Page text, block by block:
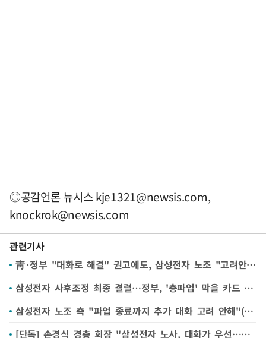
◎공감언론 뉴시스kje1321@newsis.com,
knockrok@newsis.com
관련기사
靑·정부 "대화로 해결" 권고에도, 삼성전자 노조 "고려안해"…'긴급조정' 힘실리나
삼성전자 사후조정 최종 결렬…정부, '총파업' 막을 카드 남았나
삼성전자 노조 측 "파업 종료까지 추가 대화 고려 안해"(종합)
[단독] 손경식 경총 회장 "삼성전자 노사, 대화가 우선…경제단체 성명도 검토"